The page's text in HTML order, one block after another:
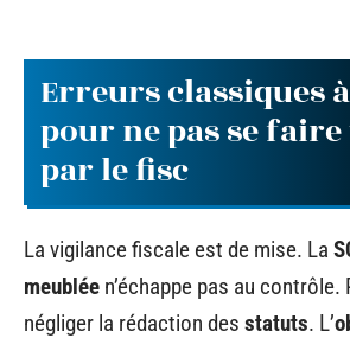
Erreurs classiques
pour ne pas se
par le fisc
La vigilance fiscale est de mise. La
meublée n’échappe pas au contrôle.
négliger la rédaction des statuts. L’